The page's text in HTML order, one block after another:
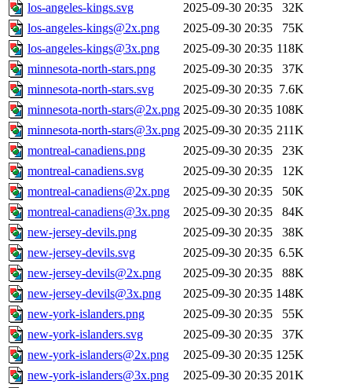
los-angeles-kings.svg
2025-09-30 20:35
32K
los-angeles-kings@2x.png
2025-09-30 20:35
75K
los-angeles-kings@3x.png
2025-09-30 20:35 118K
minnesota-north-stars.png
2025-09-30 20:35
37K
minnesota-north-stars.svg
2025-09-30 20:35 7.6K
minnesota-north-stars@2x.png 2025-09-30 20:35 108K
minnesota-north-stars@3x.png 2025-09-30 20:35 211K
montreal-canadiens.png
2025-09-30 20:35
23K
montreal-canadiens.svg
2025-09-30 20:35
12K
montreal-canadiens@2x.png
2025-09-30 20:35
50K
montreal-canadiens@3x.png
2025-09-30 20:35
84K
new-jersey-devils.png
2025-09-30 20:35
38K
new-jersey-devils.svg
2025-09-30 20:35 6.5K
new-jersey-devils@2x.png
2025-09-30 20:35
88K
new-jersey-devils@3x.png
2025-09-30 20:35 148K
new-york-islanders.png
2025-09-30 20:35
55K
new-york-islanders.svg
2025-09-30 20:35
37K
new-york-islanders@2x.png
2025-09-30 20:35 125K
new-york-islanders@3x.png
2025-09-30 20:35 201K